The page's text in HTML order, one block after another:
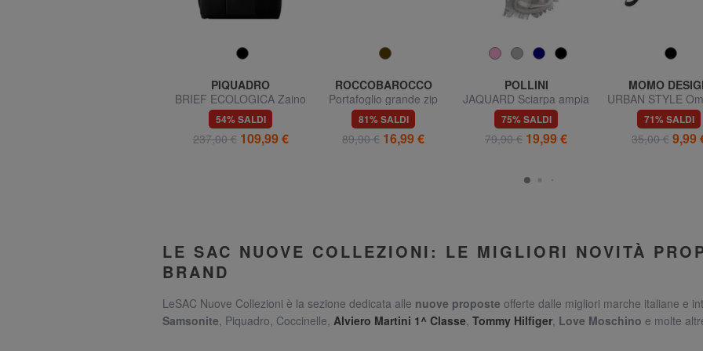
PIQUADRO
BRIEF ECOLOGICA Zaino
in tessuto riciclato, pc 14"
54% SALDI
237,00 € 109,99 €
ROCCOBAROCCO
Portafoglio grande zip
around in pelle
81% SALDI
89,90 € 16,99 €
POLLINI
JAQUARD Sciarpa ampia
75% SALDI
79,90 € 19,99 €
MOMO
URBAN STYLE
mini
71% SALDI
35,00 € 9,99
LE SAC NUOVE COLLEZIONI: LE MIGLIORI NOVITÀ
BRAND
LeSAC Nuove Collezioni è la sezione dedicata alle nuove proposte offerte dalle migliori marche italiane e
Samsonite, Piquadro, Coccinelle, Alviero Martini 1^ Classe, Tommy Hilfiger, Love Moschino e molte